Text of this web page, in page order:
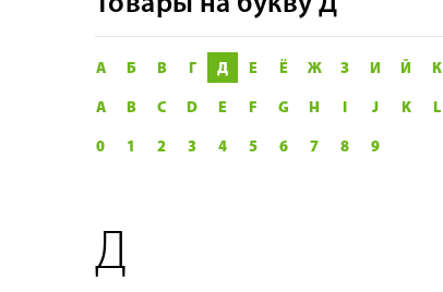
А Б В Г Д Е Ё Ж З И Й К
A B C D E F G H I J K L
0 1 2 3 4 5 6 7 8 9
Д